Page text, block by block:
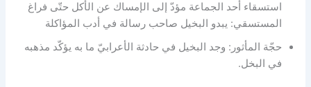
استسقاء أحد الجماعة مؤدّ إلى الإمساك عن الأكل حتّى فراغ
المستسقي: يبدو البخيل صاحب رسالة في أدب المؤاكلة
حجّة المأثور: وجد البخيل في حادثة الأعرابيّ ما به يؤكّد مذهبه
في البخل.